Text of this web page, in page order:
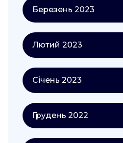
Березень 2023
Лютий 2023
Січень 2023
Грудень 2022